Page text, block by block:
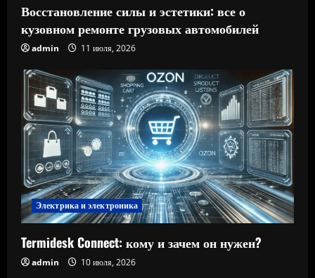
Восстановление силы и эстетики: все о
кузовном ремонте грузовых автомобилей
admin 11 июля, 2026
Электрика и электроника
Termidesk Connect: кому и зачем он нужен?
admin 10 июля, 2026